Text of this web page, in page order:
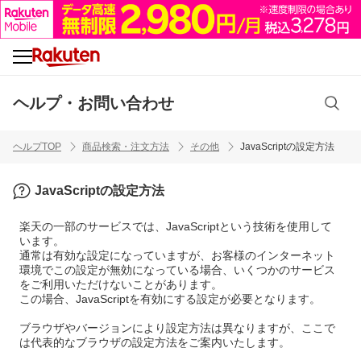
ヘルプ・お問い合わせ
ヘルプTOP 商品検索・注文方法 その他 JavaScriptの設定方法
JavaScriptの設定方法
楽天の一部のサービスでは、JavaScriptという技術を使用して
います。
通常は有効な設定になっていますが、お客様のインターネット
環境でこの設定が無効になっている場合、いくつかのサービス
をご利用いただけないことがあります。
この場合、JavaScriptを有効にする設定が必要となります。
ブラウザやバージョンにより設定方法は異なりますが、ここで
は代表的なブラウザの設定方法をご案内いたします。